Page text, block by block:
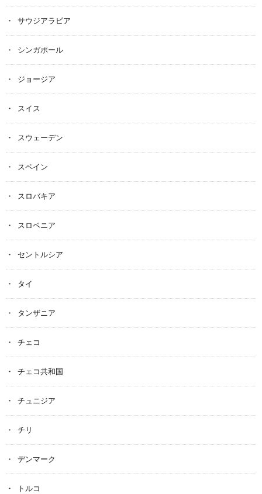
サウジアラビア
シンガポール
ジョージア
スイス
スウェーデン
スペイン
スロバキア
スロベニア
セントルシア
タイ
タンザニア
チェコ
チェコ共和国
チュニジア
チリ
デンマーク
トルコ